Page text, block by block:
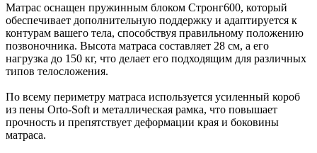
Матрас оснащен пружинным блоком Стронг600, который
обеспечивает дополнительную поддержку и адаптируется к
контурам вашего тела, способствуя правильному положению
позвоночника. Высота матраса составляет 28 см, а его
нагрузка до 150 кг, что делает его подходящим для различных
типов телосложения.
По всему периметру матраса используется усиленный короб
из пены Orto-Soft и металлическая рамка, что повышает
прочность и препятствует деформации края и боковины
матраса.